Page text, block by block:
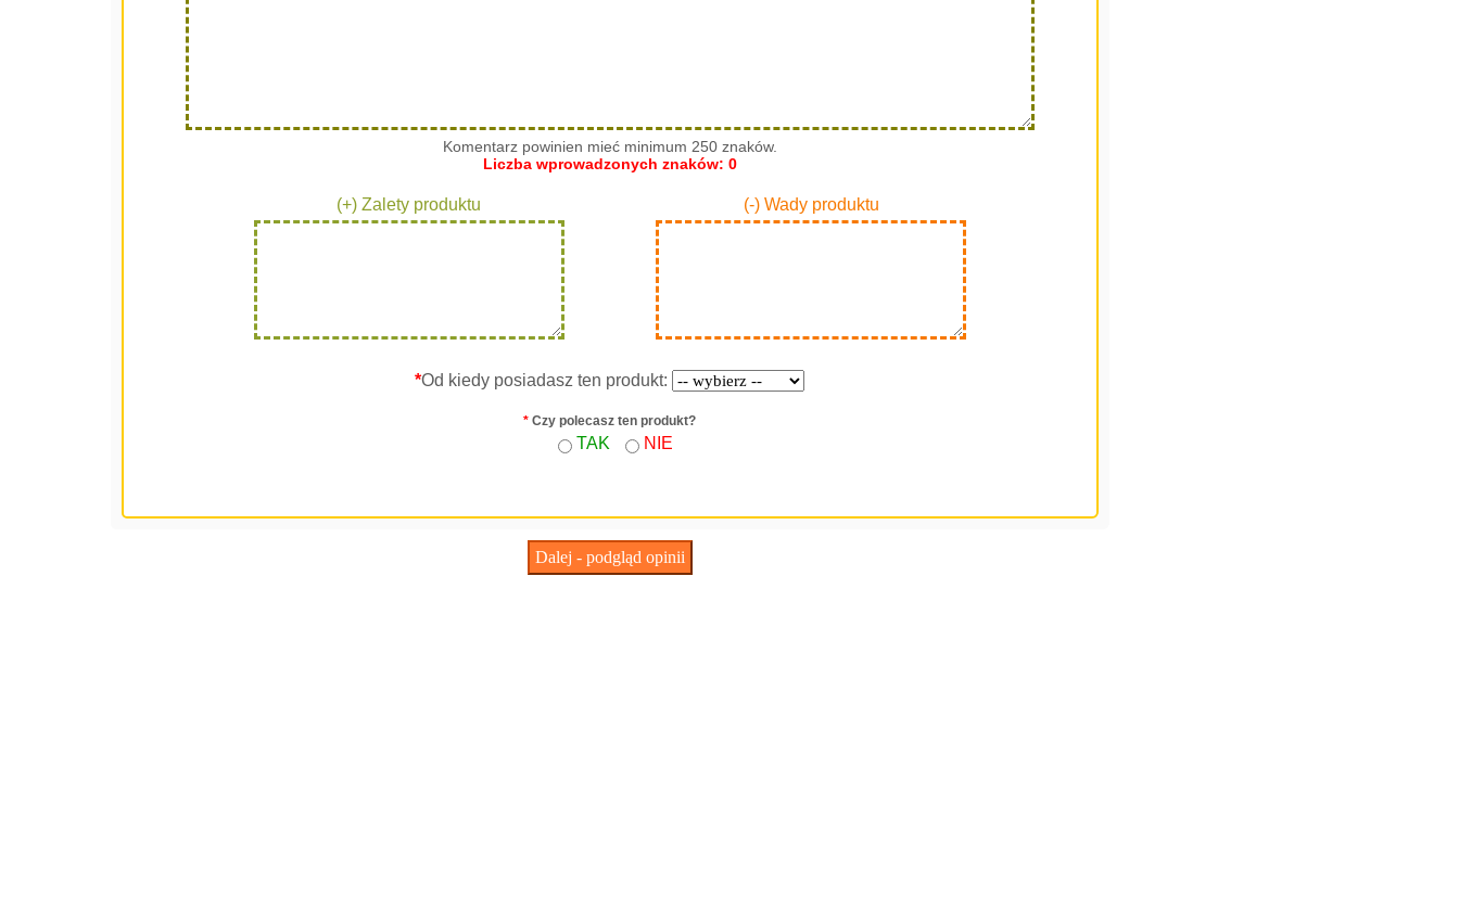
Komentarz powinien mieć minimum 250 znaków.
Liczba wprowadzonych znaków: 0
(+) Zalety produktu (-) Wady produktu
*Od kiedy posiadasz ten produkt:
* Czy polecasz ten produkt?
TAK NIE